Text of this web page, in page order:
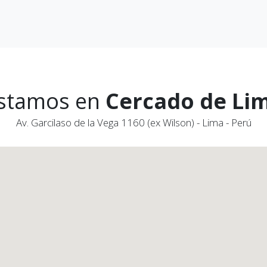
en Cercado de
Av. Garcilaso de la Vega 1160 (ex Wilson) - Lima - Perú